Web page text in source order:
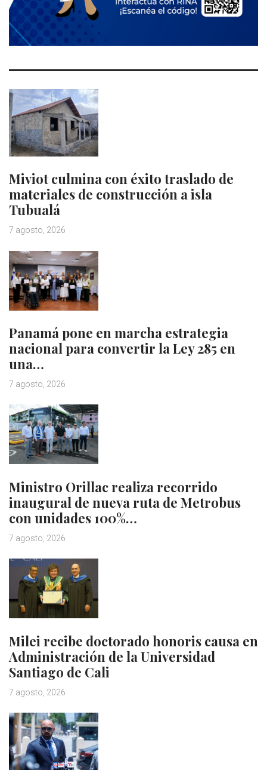
Miviot culmina con éxito traslado de
materiales de construcción a isla
Tubualá
7 agosto, 2026
Panamá pone en marcha estrategia
nacional para convertir la Ley 285 en
una…
7 agosto, 2026
Ministro Orillac realiza recorrido
inaugural de nueva ruta de Metrobus
con unidades 100%…
7 agosto, 2026
Milei recibe doctorado honoris causa en
Administración de la Universidad
Santiago de Cali
7 agosto, 2026